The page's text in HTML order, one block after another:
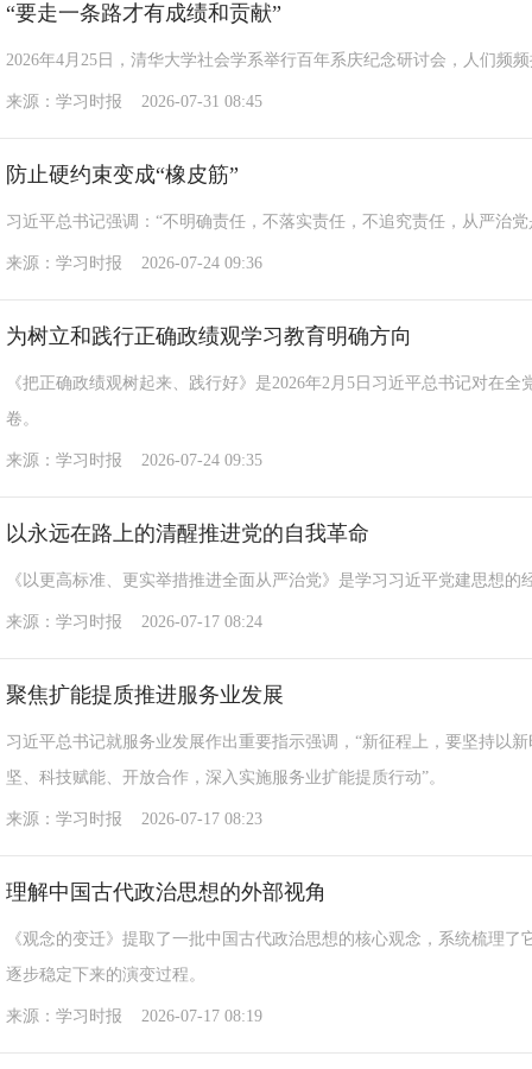
“要走一条路才有成绩和贡献”
2026年4月25日，清华大学社会学系举行百年系庆纪念研讨会，人们
来源：学习时报 2026-07-31 08:45
防止硬约束变成“橡皮筋”
习近平总书记强调：“不明确责任，不落实责任，不追究责任，从严治
来源：学习时报 2026-07-24 09:36
为树立和践行正确政绩观学习教育明确方向
《把正确政绩观树起来、践行好》是2026年2月5日习近平总书记对在
卷。
来源：学习时报 2026-07-24 09:35
以永远在路上的清醒推进党的自我革命
《以更高标准、更实举措推进全面从严治党》是学习习近平党建思想的
来源：学习时报 2026-07-17 08:24
聚焦扩能提质推进服务业发展
习近平总书记就服务业发展作出重要指示强调，“新征程上，要坚持以
坚、科技赋能、开放合作，深入实施服务业扩能提质行动”。
来源：学习时报 2026-07-17 08:23
理解中国古代政治思想的外部视角
《观念的变迁》提取了一批中国古代政治思想的核心观念，系统梳理
逐步稳定下来的演变过程。
来源：学习时报 2026-07-17 08:19